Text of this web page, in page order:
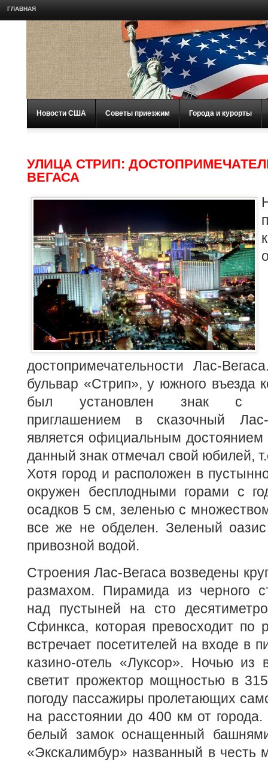
ГЛАВНАЯ
Новости США Советы приезжим Города и курорты
УЛИЦА СТРИП:
ВЕГАСА
достопримечательности Лас-
бульвар «Стрип», у южного въезда
был установлен знак с
приглашением в сказочный
является официальным достоянием
данный знак отмечал свой юбилей,
Хотя город и расположен в
окружен бесплодными горами с
осадков 5 см, зеленью с
все же не обделен. Зеленый оазис
привозной водой.
Строения Лас-Вегаса возведены
размахом. Пирамида из черного
над пустыней на сто
Сфинкса, которая превосходит по
встречает посетителей на входе в
казино-отель «Луксор». Ночью
светит прожектор мощностью в
погоду пассажиры пролетающих
на расстоянии до 400 км от
белый замок оснащенный
«Экскалимбур» названный в честь